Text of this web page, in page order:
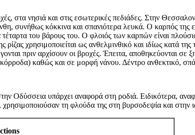
στα νησιά και στις εσωτερικές πεδιάδες. Στην
συνήθως κόκκινα και σπανιότερα λευκά. Ο καρπός της
του βάρους του. Ο φλοιός των καρπών είναι
χρησιμοποιείται ως ανθελμινθικό και ιδίως κατά της
πριν αρχίσουν οι βροχές. Έπειτα, αποθηκεύονται σε
καθώς και σε μορφή νάνου. Δέντρο ανθεκτικό,
Οδύσσεια υπάρχει αναφορά στη ροδιά. Ειδικότερα,
τη φλούδα της στη βυρσοδεψία και στην